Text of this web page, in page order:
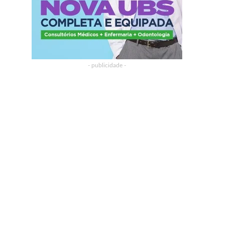
- publicidade -